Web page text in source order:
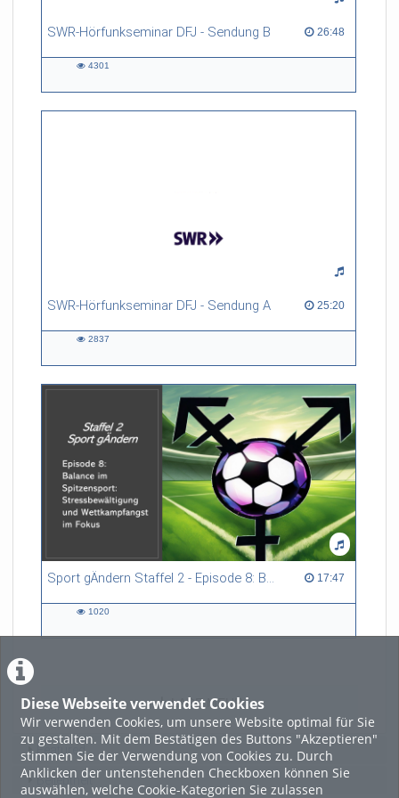
Diese Webseite verwendet Cookies
Wir verwenden Cookies, um unsere Website optimal für Sie
zu gestalten. Mit dem Bestätigen des Buttons "Akzeptieren"
stimmen Sie der Verwendung von Cookies zu. Durch
Anklicken der untenstehenden Checkboxen können Sie
auswählen, welche Cookie-Kategorien Sie zulassen
SWR-Hörfunkseminar DFJ - Sendung B 26:48
26:48 duration
4301
SWR-Hörfunkseminar DFJ - Sendung A 25:20
25:20 duration
2837
Sport gÄndern Staffel 2 - Episode 8: Balance im Spitzensport: Stressbewältigung und Wettkampfangst im Fokus 17:47
17:47 duration
1020
LADE MEHR
Featured
Beliebtheit